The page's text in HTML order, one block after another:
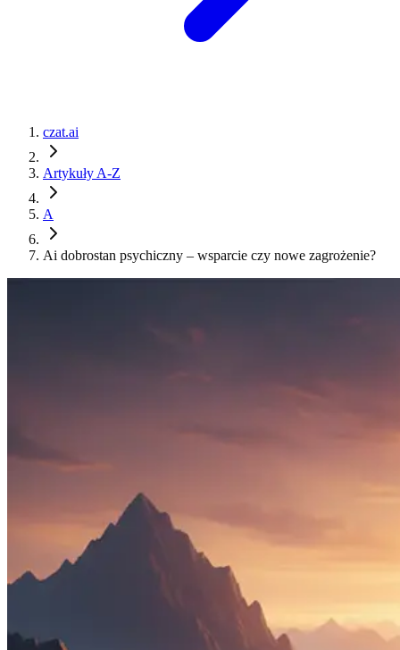
czat.ai
Artykuły A-Z
A
Ai dobrostan psychiczny – wsparcie czy nowe zagrożenie?